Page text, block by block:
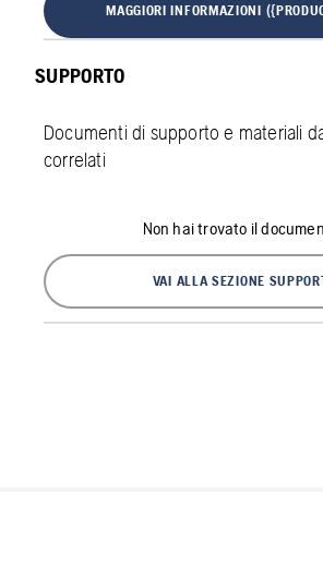
MAGGIORI INFORMAZIONI
SUPPORTO
Documenti di supporto e materiali
correlati
Non hai trovato il
VAI ALLA SEZIONE